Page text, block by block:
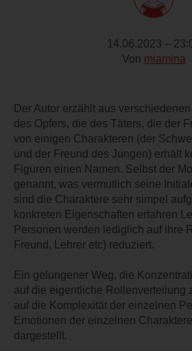
14.06.2023 –
Von miamina
Der Autor erzählt aus
des Opfers, die des Täters, die der
von einigen Charakteren (der
und der Freund des Jungen) erhält
Figuren einen Namen. Selbst der
genannt, was vermutlich seine
sind die Charaktere sehr simpel
konkreten Eigenschaften erfahren
Personen werden lediglich auf ihre
Freund, Lehrer etc) reduziert.
Ein gelungener Weg, die
auf die eigentliche Rollenverteilung
auf die Komplexität der einzelnen
Emotionen der einzelnen
dargestellt.